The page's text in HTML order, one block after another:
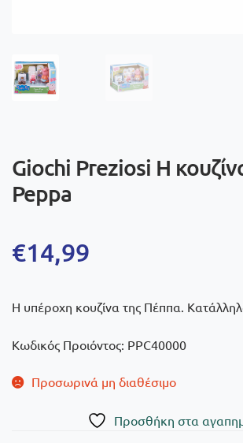
Giochi Preziosi Η
Peppa
€14,99
Η υπέροχη κουζίνα της Πέππα.
Κωδικός Προιόντος: PPC40000
Προσωρινά μη διαθέσιμο
Πρoσθήκη στα